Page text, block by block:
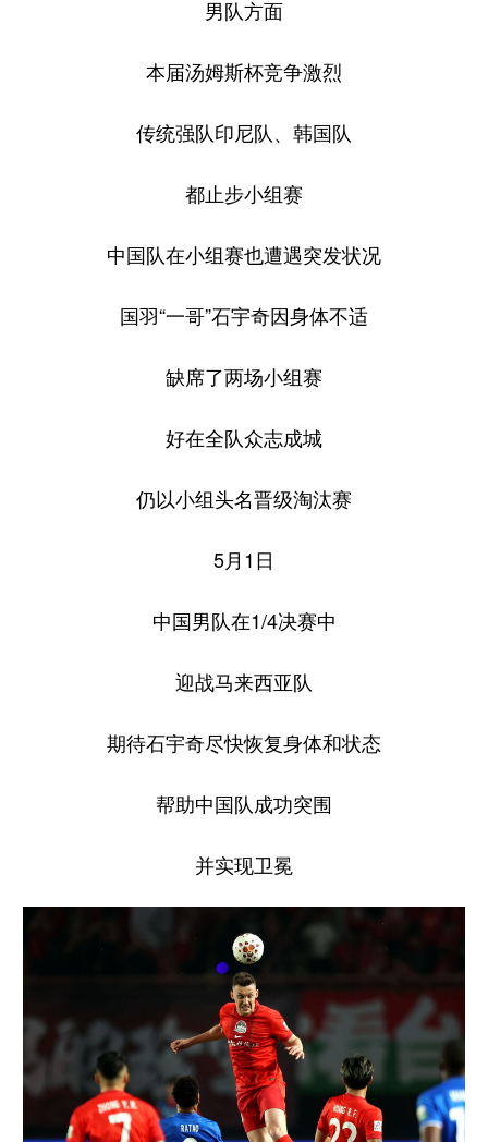
男队方面
本届汤姆斯杯竞争激烈
传统强队印尼队、韩国队
都止步小组赛
中国队在小组赛也遭遇突发状况
国羽“一哥”石宇奇因身体不适
缺席了两场小组赛
好在全队众志成城
仍以小组头名晋级淘汰赛
5月1日
中国男队在1/4决赛中
迎战马来西亚队
期待石宇奇尽快恢复身体和状态
帮助中国队成功突围
并实现卫冕